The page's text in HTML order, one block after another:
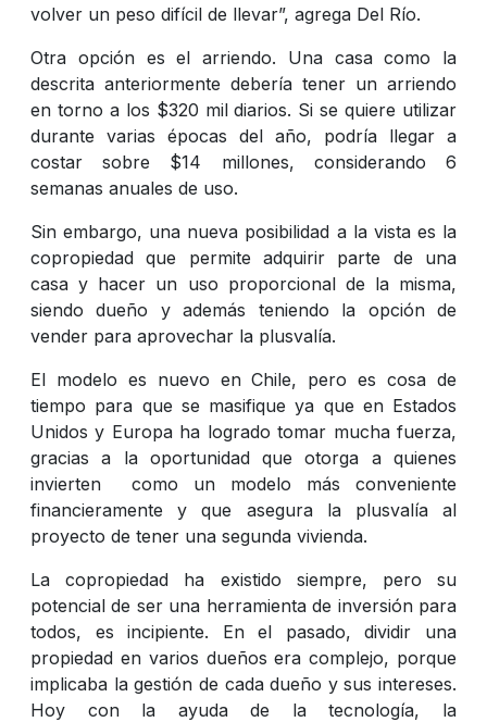
volver un peso difícil de llevar”, agrega Del Río.
Otra opción es el arriendo. Una casa como la
descrita anteriormente debería tener un arriendo
en torno a los $320 mil diarios. Si se quiere utilizar
durante varias épocas del año, podría llegar a
costar sobre $14 millones, considerando 6
semanas anuales de uso.
Sin embargo, una nueva posibilidad a la vista es la
copropiedad que permite adquirir parte de una
casa y hacer un uso proporcional de la misma,
siendo dueño y además teniendo la opción de
vender para aprovechar la plusvalía.
El modelo es nuevo en Chile, pero es cosa de
tiempo para que se masifique ya que en Estados
Unidos y Europa ha logrado tomar mucha fuerza,
gracias a la oportunidad que otorga a quienes
invierten como un modelo más conveniente
financieramente y que asegura la plusvalía al
proyecto de tener una segunda vivienda.
La copropiedad ha existido siempre, pero su
potencial de ser una herramienta de inversión para
todos, es incipiente. En el pasado, dividir una
propiedad en varios dueños era complejo, porque
implicaba la gestión de cada dueño y sus intereses.
Hoy con la ayuda de la tecnología, la